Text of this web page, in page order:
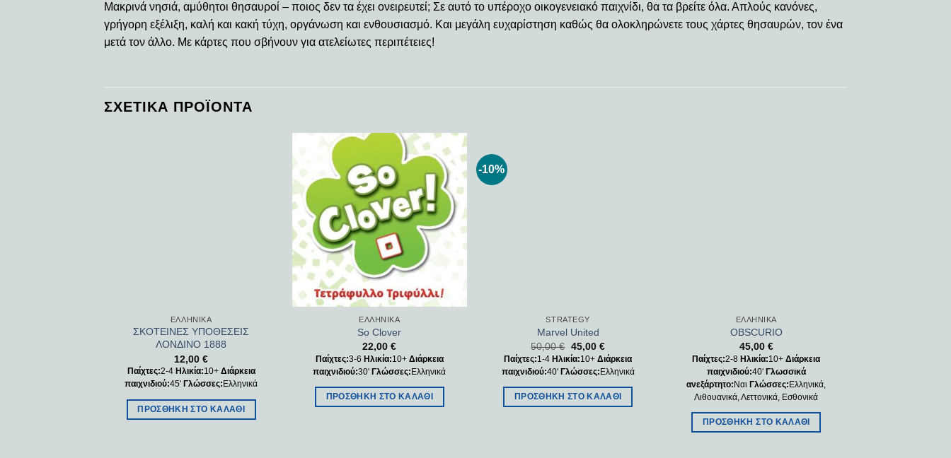
Μακρινά νησιά, αμύθητοι θησαυροί – ποιος δεν τα έχει ονειρευτεί; Σε αυτό το υπέροχο οικογενειακό παιχνίδι, θα τα βρείτε όλα. Απλούς κανόνες,
γρήγορη εξέλιξη, καλή και κακή τύχη, οργάνωση και ενθουσιασμό. Και μεγάλη ευχαρίστηση καθώς θα ολοκληρώνετε τους χάρτες θησαυρών, τον ένα
μετά τον άλλο. Με κάρτες που σβήνουν για ατελείωτες περιπέτειες!
ΣΧΕΤΙΚΆ ΠΡΟΪΌΝΤΑ
ΕΛΛΗΝΙΚΆ
ΣΚΟΤΕΙΝΕΣ ΥΠΟΘΕΣΕΙΣ
ΛΟΝΔΙΝΟ 1888
12,00€
Παίχτες:2-4 Ηλικία:10+ Διάρκεια
παιχνιδιού:45' Γλώσσες: Ελληνικά
ΠΡΟΣΘΉΚΗ ΣΤΟ ΚΑΛΆΘΙ
Add to
wishlist
ΕΛΛΗΝΙΚΆ
So Clover
22,00€
Παίχτες:3-6 Ηλικία:10+ Διάρκεια
παιχνιδιού:30' Γλώσσες: Ελληνικά
ΠΡΟΣΘΉΚΗ ΣΤΟ ΚΑΛΆΘΙ
-10%
STRATEGY
Marvel United
50,00€ 45,00 €
Παίχτες:1-4 Ηλικία:10+Διάρκεια
παιχνιδιού:40' Γλώσσες: Ελληνικά
ΠΡΟΣΘΉΚΗ ΣΤΟ ΚΑΛΆΘΙ
ΕΛΛΗΝΙΚΆ
OBSCURIO
45,00 €
Παίχτες:2-8 Ηλικία:10+Διάρκεια
παιχνιδιού:40' Γλωσσικά
ανεξάρτητο: Ναι Γλώσσες: Ελληνικά,
Λιθουανικά, Λεττονικά, Εσθονικά
ΠΡΟΣΘΉΚΗ ΣΤΟ ΚΑΛΆΘΙ